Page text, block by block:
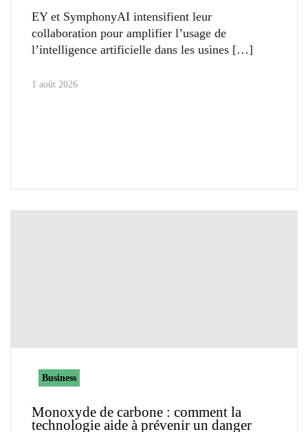
EY et SymphonyAI intensifient leur
collaboration pour amplifier l’usage de
l’intelligence artificielle dans les usines
1 août 2026
Business
Monoxyde de carbone : comment la
technologie aide à prévenir un danger